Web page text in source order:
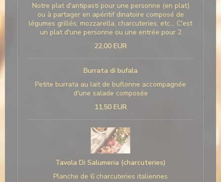
Notre plat d'antipasti pour une personne (en plat)
ou à partager en apéritif dinatoire composé de
légumes grillés, mozzarella, charcuteries, etc... C'est
un plat d'une personne ou une entrée pour 2
22,00 EUR
Burrata di bufala
Petite burrata au lait de buflonne accompagnée
d'une salade composée
11,50 EUR
Tavola Di Salumeria (charcuteries)
Planche de 6 charcuteries italiennes